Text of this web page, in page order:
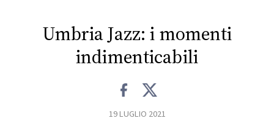
Umbria Jazz: i momenti
indimenticabili
19 LUGLIO 2021